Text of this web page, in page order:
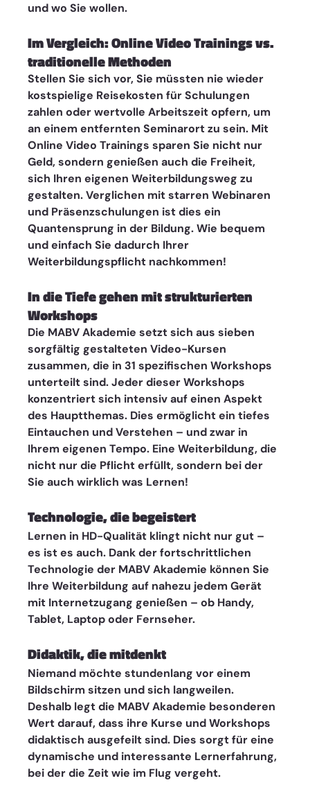
und wo Sie wollen.
Im Vergleich: Online Video Trainings vs.
traditionelle Methoden
Stellen Sie sich vor, Sie müssten nie wieder
kostspielige Reisekosten für Schulungen
zahlen oder wertvolle Arbeitszeit opfern, um
an einem entfernten Seminarort zu sein. Mit
Online Video Trainings sparen Sie nicht nur
Geld, sondern genießen auch die Freiheit,
sich Ihren eigenen Weiterbildungsweg zu
gestalten. Verglichen mit starren Webinaren
und Präsenzschulungen ist dies ein
Quantensprung in der Bildung. Wie bequem
und einfach Sie dadurch Ihrer
Weiterbildungspflicht nachkommen!
In die Tiefe gehen mit strukturierten
Workshops
Die MABV Akademie setzt sich aus sieben
sorgfältig gestalteten Video-Kursen
zusammen, die in 31 spezifischen Workshops
unterteilt sind. Jeder dieser Workshops
konzentriert sich intensiv auf einen Aspekt
des Hauptthemas. Dies ermöglicht ein tiefes
Eintauchen und Verstehen – und zwar in
Ihrem eigenen Tempo. Eine Weiterbildung, die
nicht nur die Pflicht erfüllt, sondern bei der
Sie auch wirklich was Lernen!
Technologie, die begeistert
Lernen in HD-Qualität klingt nicht nur gut –
es ist es auch. Dank der fortschrittlichen
Technologie der MABV Akademie können Sie
Ihre Weiterbildung auf nahezu jedem Gerät
mit Internetzugang genießen – ob Handy,
Tablet, Laptop oder Fernseher.
Didaktik, die mitdenkt
Niemand möchte stundenlang vor einem
Bildschirm sitzen und sich langweilen.
Deshalb legt die MABV Akademie besonderen
Wert darauf, dass ihre Kurse und Workshops
didaktisch ausgefeilt sind. Dies sorgt für eine
dynamische und interessante Lernerfahrung,
bei der die Zeit wie im Flug vergeht.